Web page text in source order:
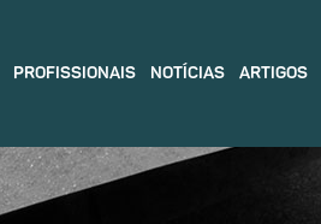
PROFISSIONAIS NOTÍCIAS ARTIGOS